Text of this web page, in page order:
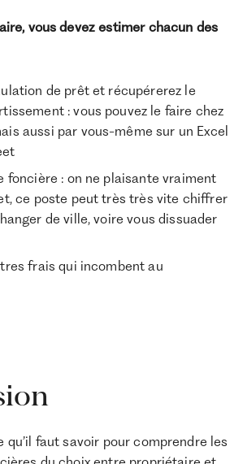
vous devez estimer chacun des
de prêt et récupérerez le
: vous pouvez le faire chez
aussi par vous-même sur un Excel
foncière : on ne plaisante vraiment
ce poste peut très très vite chiffrer
de ville, voire vous dissuader
frais qui incombent au
qu’il faut savoir pour comprendre les